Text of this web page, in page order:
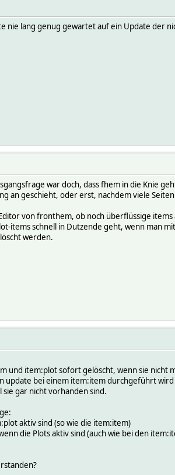
nie lang genug gewartet auf ein Update der
war doch, dass fhem in die Knie
an geschieht, oder erst, nachdem viele
von fronthem, ob noch überflüssige
items schnell in Dutzende geht, wenn man
werden.
und item:plot sofort gelöscht, wenn sie nicht
update bei einem item:item durchgeführt wird
gar nicht vorhanden sind.
aktiv sind (so wie die item:item)
die Plots aktiv sind (auch wie bei den